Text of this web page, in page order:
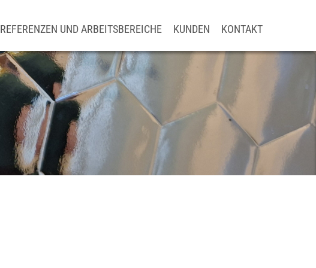
REFERENZEN UND ARBEITSBEREICHE KUNDEN KONTAKT